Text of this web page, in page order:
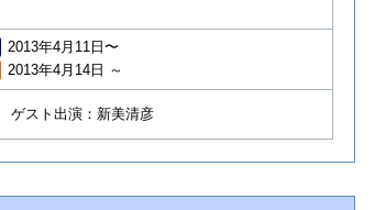
2013年4月11日〜
2013年4月14日 ～
ゲスト出演：新美清彦